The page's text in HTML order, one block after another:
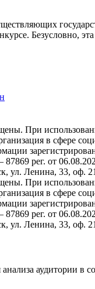
Безусловно,
При
в сфере
рег. от
ул. Ленина, 33, оф.
При
в сфере
рег. от
ул. Ленина, 33, оф.
аудитории в